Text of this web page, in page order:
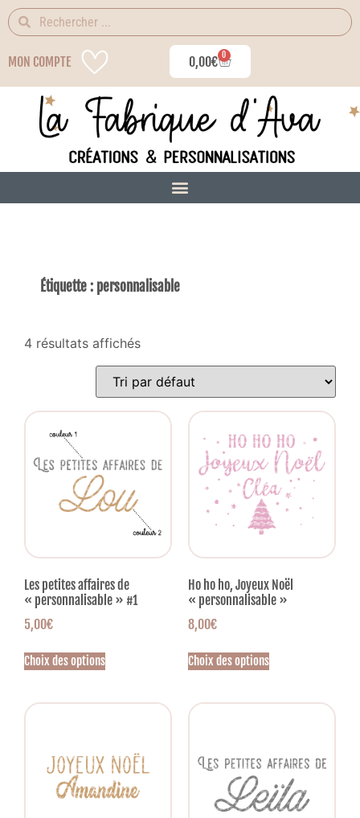
MON COMPTE 0,00€ 0
Étiquette : personnalisable
4 résultats affichés
Les petites affaires de
« personnalisable » #1
5,00€
Choix des options
Ho ho ho, Joyeux Noël
« personnalisable »
8,00€
Choix des options